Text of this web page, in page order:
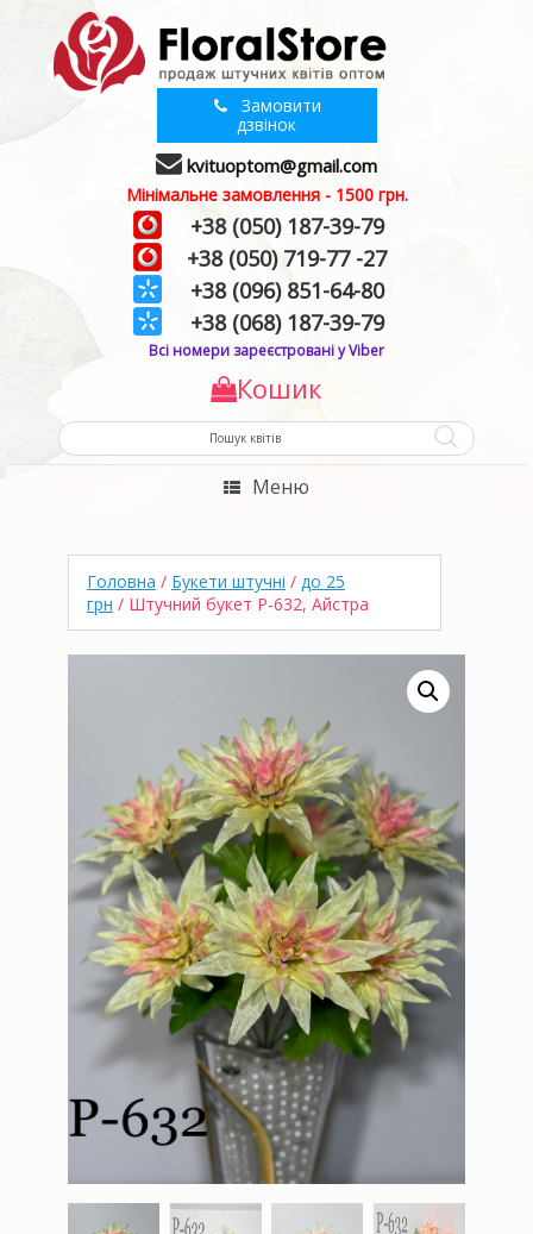
Замовити
дзвінок
kvituoptom@gmail.com
Мінімальне замовлення - 1500 грн.
+38 (050) 187-39-79
+38 (050) 719-77 -27
+38 (096) 851-64-80
+38 (068) 187-39-79
Всі номери зареєстровані у Viber
Кошик
Меню
Головна / Букети штучні / до 25
грн / Штучний букет P-632, Айстра